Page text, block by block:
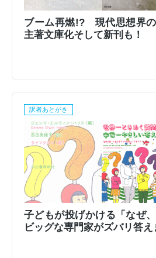
ブーム再燃!? 現代思想界
主著文庫化そして新刊も！
訳者あとがき
子どもが投げかける「なぜ
ビッグな専門家がズバリ答え